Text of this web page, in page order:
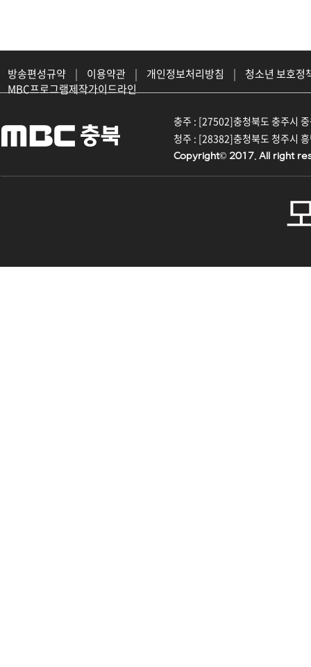
방송편성규약 | 이용약관 | 개인정보처리방침 |
청소년 보호정
MBC프로그램제작가이드라인
충주 : [27502]충청북도 충주시
청주 : [28382]충청북도 청주시
Copyright© 2017. All right